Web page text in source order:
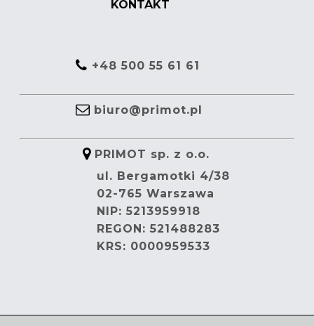
KONTAKT
+48 500 55 61 61
biuro@primot.pl
PRIMOT sp. z o.o.
ul. Bergamotki 4/38
02-765 Warszawa
NIP: 5213959918
REGON: 521488283
KRS: 0000959533